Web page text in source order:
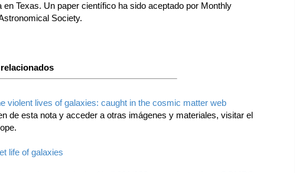
Texas. Un paper científico ha sido aceptado por Monthly
Society.
violent lives of galaxies: caught in the cosmic matter web
de esta nota y acceder a otras imágenes y materiales, visitar el
life of galaxies